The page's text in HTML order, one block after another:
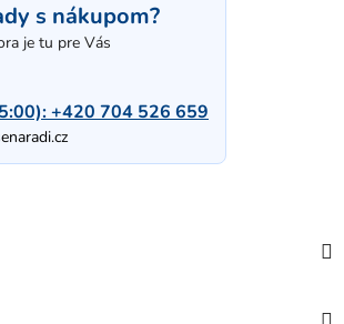
s nákupom?
je tu pre Vás
+420 704 526 659